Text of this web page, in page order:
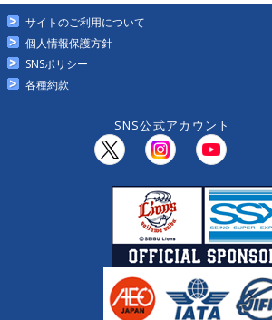
サイトのご利用について
個人情報保護方針
SNSポリシー
各種約款
SNS公式アカウント